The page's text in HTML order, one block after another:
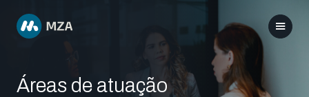
Áreas de atuação